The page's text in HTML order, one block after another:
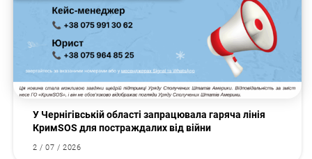
У Чернігівській області запрацювала гаряча лінія
КримSOS для постраждалих від війни
2 / 07 / 2026